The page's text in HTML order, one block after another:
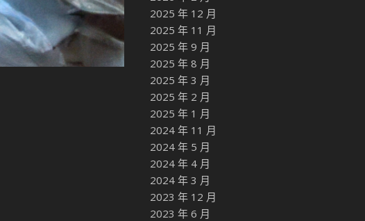
2025 年 12 月
2025 年 11 月
2025 年 9 月
2025 年 8 月
2025 年 3 月
2025 年 2 月
2025 年 1 月
2024 年 11 月
2024 年 5 月
2024 年 4 月
2024 年 3 月
2023 年 12 月
2023 年 6 月